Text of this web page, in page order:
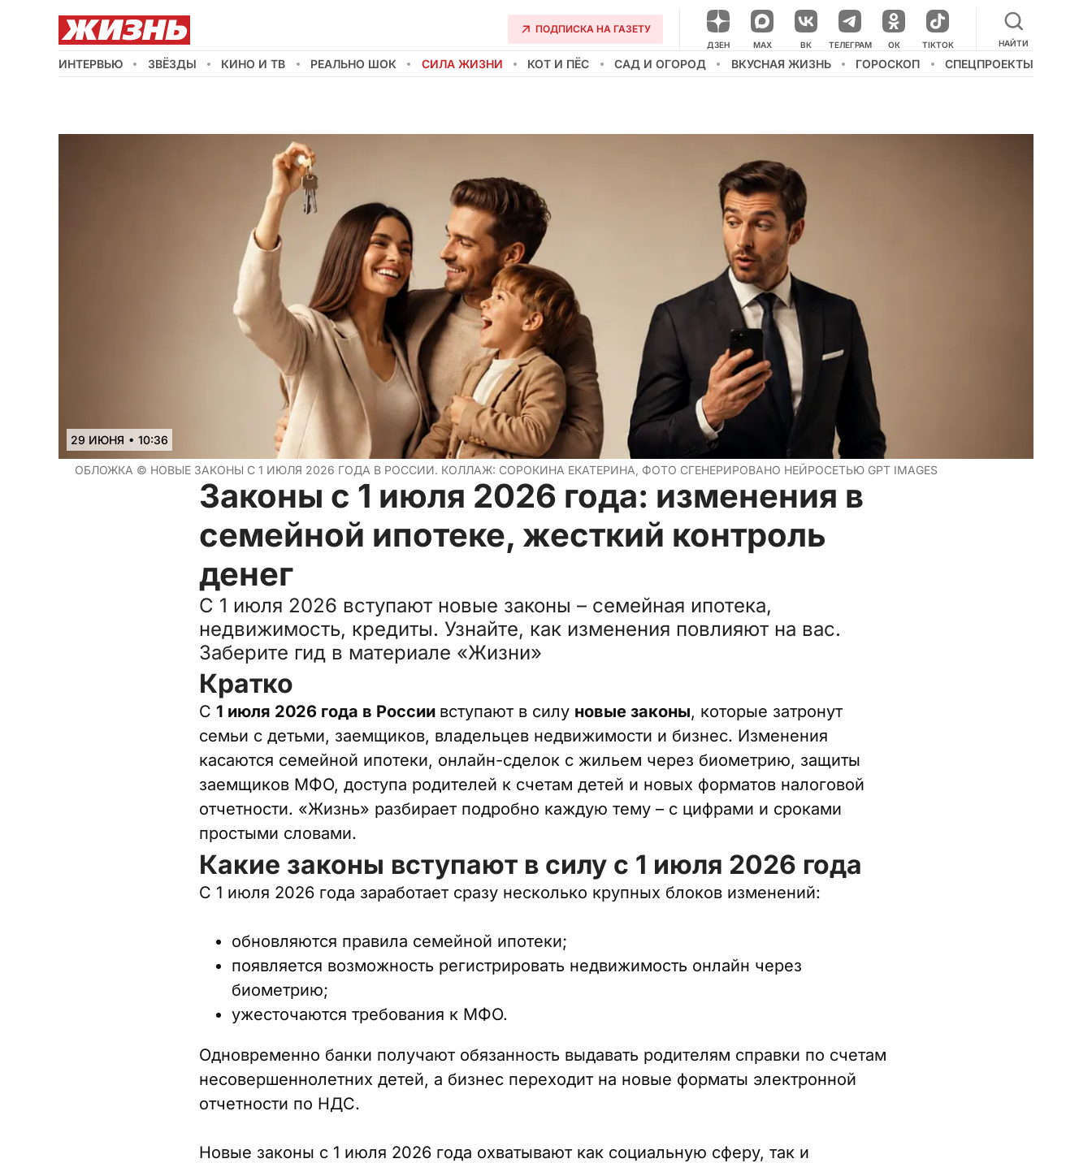
ПОДПИСКА НА ГАЗЕТУ
ДЗЕН НАШ КАНАЛ В МЕССЕНДЖЕРЕ
MAX ВК ТЕЛЕГРАМ ОК TIKTOK НАЙТИ
ИНТЕРВЬЮ ЗВЁЗДЫ КИНО И ТВ РЕАЛЬНО ШОК СИЛА ЖИЗНИ КОТ И ПЁС САД И ОГОРОД ВКУСНАЯ ЖИЗНЬ ГОРОСКОП СПЕЦПРОЕКТЫ
29 ИЮНЯ • 10:36
ОБЛОЖКА © НОВЫЕ ЗАКОНЫ С 1 ИЮЛЯ 2026 ГОДА В РОССИИ. КОЛЛАЖ: СОРОКИНА ЕКАТЕРИНА, ФОТО СГЕНЕРИРОВАНО НЕЙРОСЕТЬЮ GPT IMAGES
Законы с 1 июля 2026 года: изменения в
семейной ипотеке, жесткий контроль
денег
С 1 июля 2026 вступают новые законы – семейная ипотека,
недвижимость, кредиты. Узнайте, как изменения повлияют на вас.
Заберите гид в материале «Жизни»
Кратко
С 1 июля 2026 года в России вступают в силу новые законы, которые затронут
семьи с детьми, заемщиков, владельцев недвижимости и бизнес. Изменения
касаются семейной ипотеки, онлайн-сделок с жильем через биометрию, защиты
заемщиков МФО, доступа родителей к счетам детей и новых форматов налоговой
отчетности. «Жизнь» разбирает подробно каждую тему – с цифрами и сроками
простыми словами.
Какие законы вступают в силу с 1 июля 2026 года
С 1 июля 2026 года заработает сразу несколько крупных блоков изменений:
обновляются правила семейной ипотеки;
появляется возможность регистрировать недвижимость онлайн через
биометрию;
ужесточаются требования к МФО.
Одновременно банки получают обязанность выдавать родителям справки по счетам
несовершеннолетних детей, а бизнес переходит на новые форматы электронной
отчетности по НДС.
Новые законы с 1 июля 2026 года охватывают как социальную сферу, так и